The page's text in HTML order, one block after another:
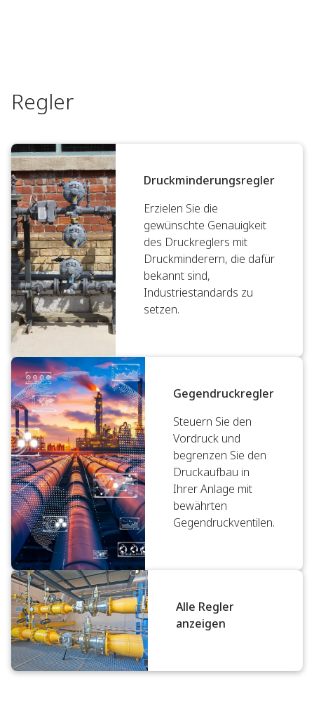
Regler
Druckminderungsregler
Erzielen Sie die
gewünschte Genauigkeit
des Druckreglers mit
Druckminderern, die dafür
bekannt sind,
Industriestandards zu
setzen.
Gegendruckregler
Steuern Sie den
Vordruck und
begrenzen Sie den
Druckaufbau in
Ihrer Anlage mit
bewährten
Gegendruckventilen.
Alle Regler
anzeigen